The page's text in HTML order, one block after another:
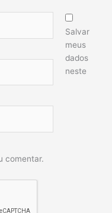
Salvar
meus
dados
neste
comentar.